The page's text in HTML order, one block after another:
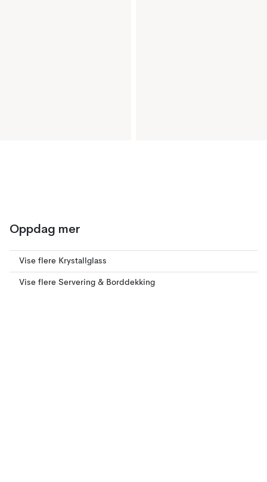
Oppdag mer
Vise flere Krystallglass
Vise flere Servering & Borddekking